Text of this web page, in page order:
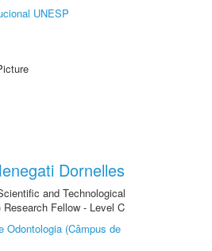
UNESP
Dornelles
and Technological
Research Fellow - Level C
Odontologia (Câmpus de